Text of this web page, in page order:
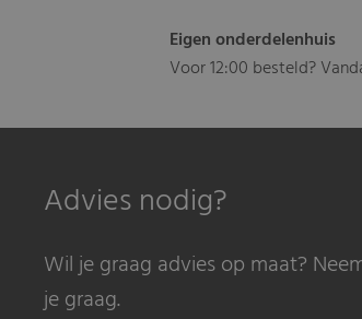
Eigen onderdelenhuis
Voor 12:00 besteld?
Advies nodig?
Wil je graag advies op maat?
je graag.